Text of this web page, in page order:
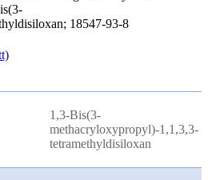
18547-93-8
1,3-Bis(3-
methacryloxypropyl)-1,1,3,3-
tetramethyldisiloxan